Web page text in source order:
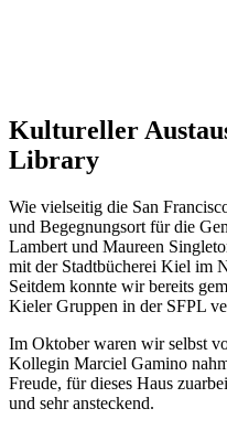
Kultureller
Library
Wie vielseitig die San
und Begegnungsort für die
Lambert und Maureen
mit der Stadtbücherei Kiel im
Seitdem konnte wir bereits
Kieler Gruppen in der SFPL
Im Oktober waren wir selbst
Kollegin Marciel Gamino
Freude, für dieses Haus
und sehr ansteckend.